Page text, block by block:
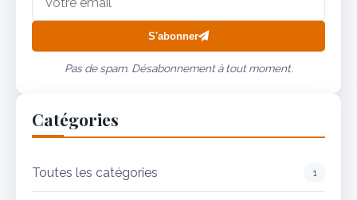
S'abonner
Pas de spam. Désabonnement à tout moment.
Catégories
Toutes les catégories 1